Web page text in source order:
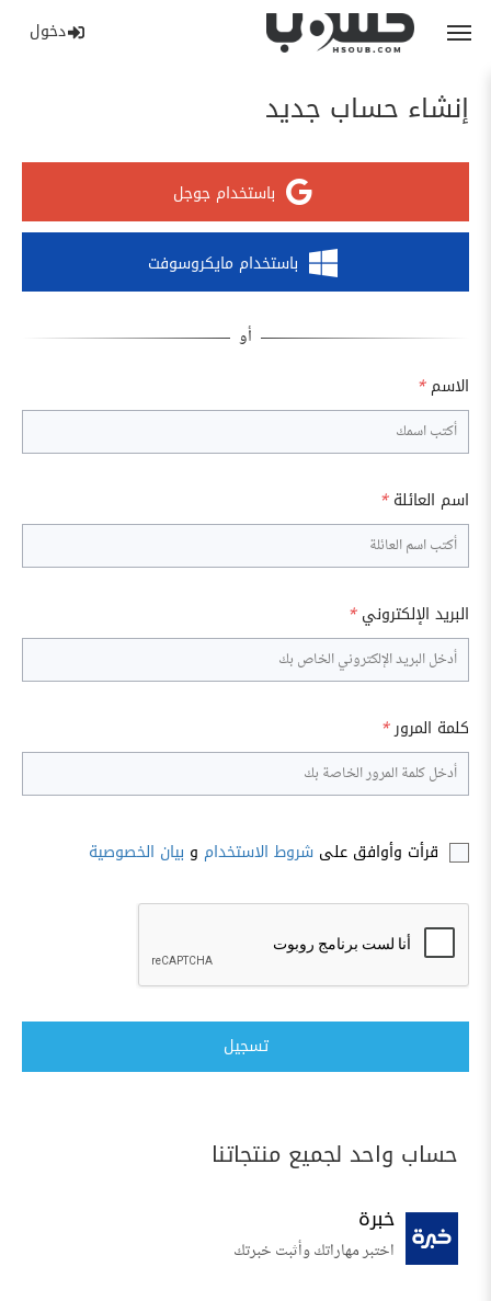
دخول
إنشاء حساب جديد
باستخدام جوجل
باستخدام مايكروسوفت
الاسم *
اسم العائلة *
البريد الإلكتروني *
كلمة المرور*
قرأت وأوافق على شروط الاستخدام و بيان الخصوصية
تسجيل
حساب واحد لجميع منتجاتنا
خبرة
اختبر مهاراتك وأثبت خبرتك